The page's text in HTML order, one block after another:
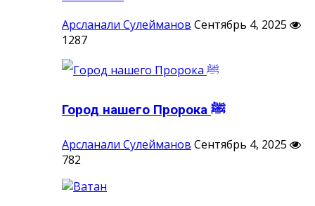
Арсланали Сулейманов Сентябрь 4, 2025
1287
Город нашего Пророка ‎ﷺ
Арсланали Сулейманов Сентябрь 4, 2025
782